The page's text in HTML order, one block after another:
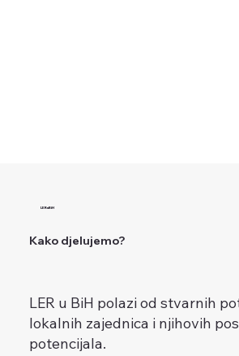
LERuBiH
Kako djelujemo?
LER u BiH polazi od stvarnih
lokalnih zajednica i njihovih
potencijala.